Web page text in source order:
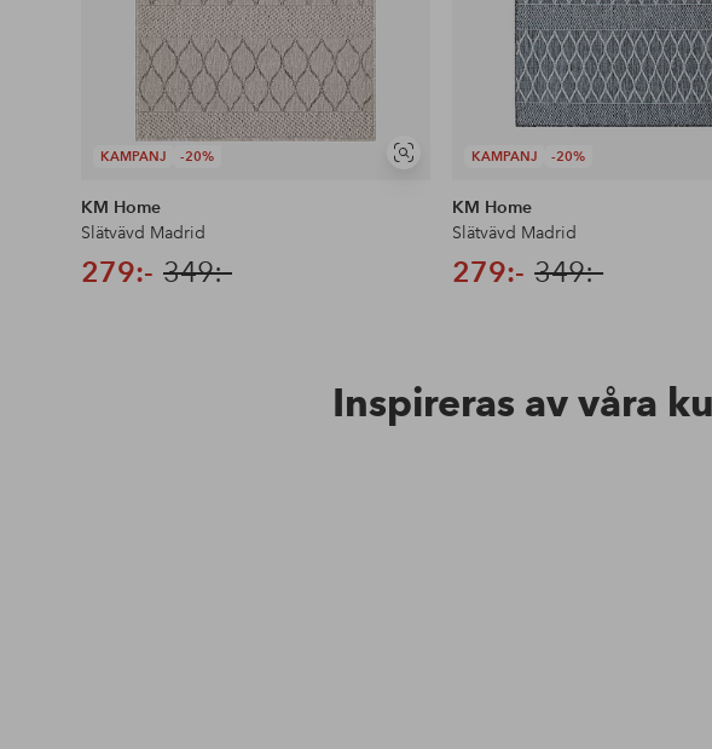
KAMPANJ -20%
Visa
KM Home
Slätvävd Madrid
279:- 349:-
KAMPANJ -20%
KM Home
Slätvävd Madrid
279:- 349:-
Inspireras av våra